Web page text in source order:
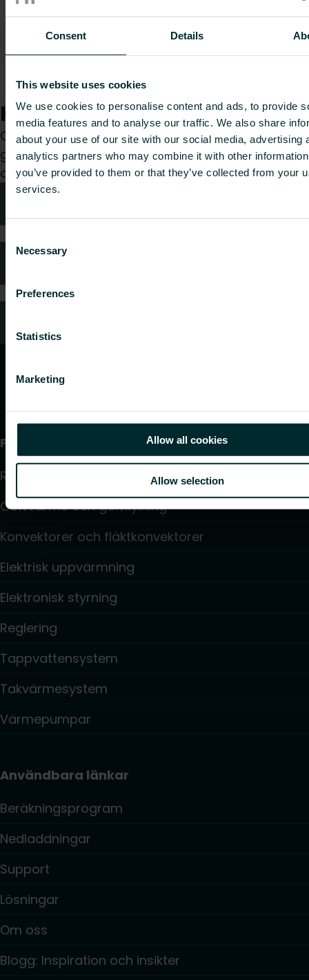
Consent Details
This website uses cookies
We use cookies to personalise content and ads, to provide
media features and to analyse our traffic. We also share
about your use of our site with our social media, advertising
analytics partners who may combine it with other
you’ve provided to them or that they’ve collected from your
services.
Selection
Necessary
Preferences
Statistics
Marketing
Allow all cookies
Allow selection
Vikt
per kg
6734791
ventilinsats gul N
Hur kan vi hjälpa dig?
Oavsett om du är konsult, installatör, arkitekt eller
grossist, välj en kategori så tar vi gärna hand om
din förfrågan.
Produkter
Radiatorer
Golvvärme och golvkylning
Konvektorer och fläktkonvektorer
Elektrisk uppvärmning
Elektronisk styrning
Reglering
Tappvattensystem
Takvärmesystem
Värmepumpar
Användbara länkar
Beräkningsprogram
Nedladdningar
Support
Lösningar
Om oss
Blogg: Inspiration och insikter